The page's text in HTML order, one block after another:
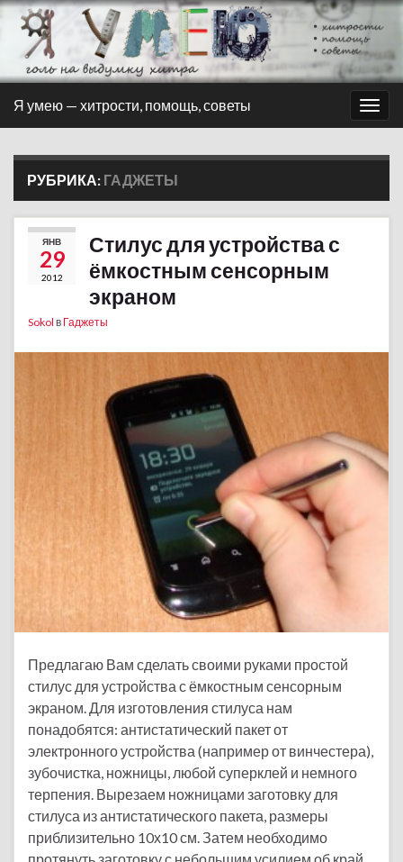
Вкл/
выкл
Я умею — хитрости, помощь, советы
РУБРИКА: ГАДЖЕТЫ
ЯНВ
29
2012
Стилус для устройства с
ёмкостным сенсорным
экраном
Sokol в Гаджеты
Предлагаю Вам сделать своими руками простой
стилус для устройства с ёмкостным сенсорным
экраном. Для изготовления стилуса нам
понадобятся: антистатический пакет от
электронного устройства (например от винчестера),
зубочистка, ножницы, любой суперклей и немного
терпения. Вырезаем ножницами заготовку для
стилуса из антистатического пакета, размеры
приблизительно 10х10 см. Затем необходимо